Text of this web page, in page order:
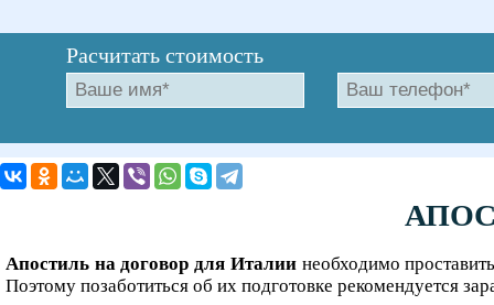
Расчитать стоимость
Апостиль на договор для Италиинеобходимо
Поэтому позаботиться об их подготовке рекомендуется